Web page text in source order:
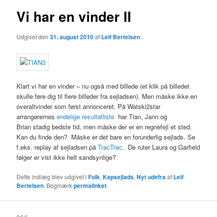
Vi har en vinder II
Udgivet den31. august 2010af Leif Bertelsen
Klart vi har en vinder – nu også med billede (et klik på billedet
skulle føre dig til flere billeder fra sejladsen). Men måske ikke en
overaltvinder som først annonceret. På Watski2star
arrangørernesendelige resultatliste har Tian, Jann og
Brian stadig bedste tid, men måske der er en regnefejl et sted.
Kan du finde den? Måske er det bare en forunderlig sejlads. Se
f.eks. replay af sejladsen påTracTrac. De ruter Laura og Garfield
følger er vist ikke helt sandsynlige?
Dette indlæg blev udgivet iFolk,Kapsejlads,Nyt udefraaf Leif
Bertelsen. Bogmærkpermalinket.